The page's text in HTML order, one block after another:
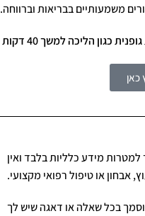
משמעותיים בבריאות וברווחה.
כגון הליכה למשך 40 דקות
כאן
מידע כלליות בלבד ואין
אבחון או טיפול רפואי מקצועי.
בכל שאלה או דאגה שיש לך